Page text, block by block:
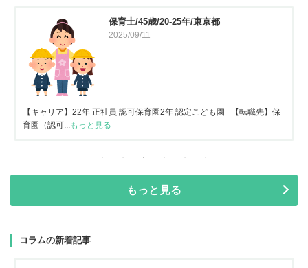
保育士/45歳/20-25年/東京都
2025/09/11
【キャリア】22年 正社員 認可保育園2年 認定こども園 【転職先】保
育園（認可...もっと見る
もっと見る
コラムの新着記事